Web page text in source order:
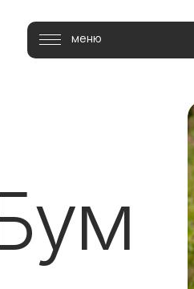
меню